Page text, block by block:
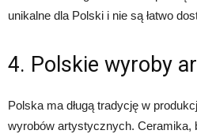
unikalne dla Polski i nie są łatwo
4. Polskie wyroby
Polska ma długą tradycję w
wyrobów artystycznych. Ceramika,